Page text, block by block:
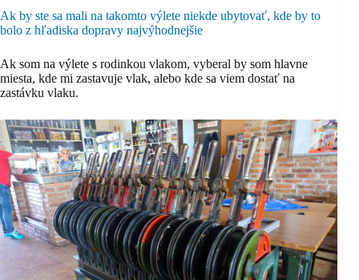
Ak by ste sa mali na takomto výlete niekde ubytovať, kde by to
bolo z hľadiska dopravy najvýhodnejšie
Ak som na výlete s rodinkou vlakom, vyberal by som hlavne
miesta, kde mi zastavuje vlak, alebo kde sa viem dostať na
zastávku vlaku.